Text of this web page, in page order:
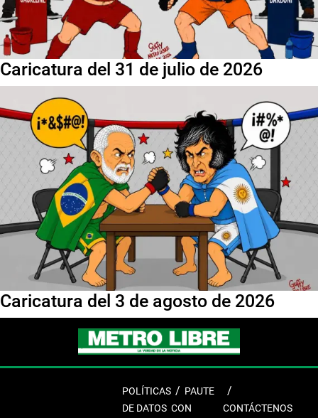
Caricatura del 31 de julio de 2026
Caricatura del 3 de agosto de 2026
POLÍTICAS
DE DATOS
PAUTE
CON
CONTÁCTENOS